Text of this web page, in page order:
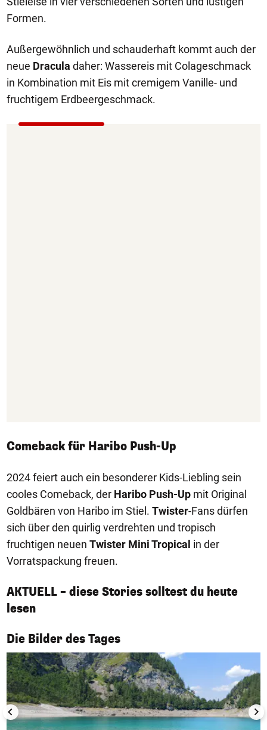
Formen.
Außergewöhnlich und schauderhaft kommt auch der
neue Dracula daher: Wassereis mit Colageschmack
in Kombination mit Eis mit cremigem Vanille- und
fruchtigem Erdbeergeschmack.
Comeback für Haribo Push-Up
2024 feiert auch ein besonderer Kids-Liebling sein
cooles Comeback, der Haribo Push-Up mit Original
Goldbären von Haribo im Stiel. Twister-Fans dürfen
sich über den quirlig verdrehten und tropisch
fruchtigen neuen Twister Mini Tropical in der
Vorratspackung freuen.
AKTUELL – diese Stories solltest du heute
lesen
Die Bilder des Tages
1/50